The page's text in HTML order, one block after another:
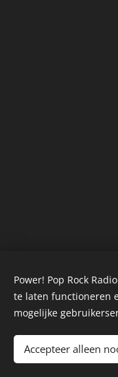
Power! Pop Rock
te laten functioneren
mogelijke
Accepteer alleen